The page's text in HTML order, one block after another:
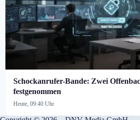
Schockanrufer-Bande: Zwei
festgenommen
Heute, 09:40 Uhr